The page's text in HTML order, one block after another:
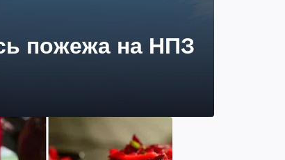
пожежа на НПЗ